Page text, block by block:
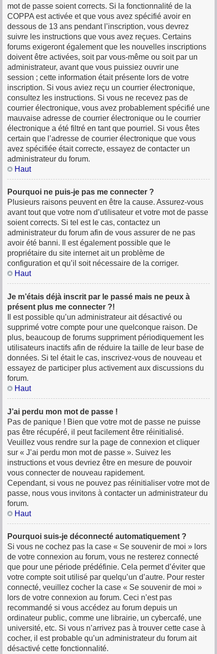
mot de passe soient corrects. Si la fonctionnalité de la
COPPA est activée et que vous avez spécifié avoir en
dessous de 13 ans pendant l’inscription, vous devrez
suivre les instructions que vous avez reçues. Certains
forums exigeront également que les nouvelles inscriptions
doivent être activées, soit par vous-même ou soit par un
administrateur, avant que vous puissiez ouvrir une
session ; cette information était présente lors de votre
inscription. Si vous aviez reçu un courrier électronique,
consultez les instructions. Si vous ne recevez pas de
courrier électronique, vous avez probablement spécifié une
mauvaise adresse de courrier électronique ou le courrier
électronique a été filtré en tant que pourriel. Si vous êtes
certain que l’adresse de courrier électronique que vous
avez spécifiée était correcte, essayez de contacter un
administrateur du forum.
Haut
Pourquoi ne puis-je pas me connecter ?
Plusieurs raisons peuvent en être la cause. Assurez-vous
avant tout que votre nom d’utilisateur et votre mot de passe
soient corrects. Si tel est le cas, contactez un
administrateur du forum afin de vous assurer de ne pas
avoir été banni. Il est également possible que le
propriétaire du site internet ait un problème de
configuration et qu’il soit nécessaire de la corriger.
Haut
Je m’étais déjà inscrit par le passé mais ne peux à
présent plus me connecter ?!
Il est possible qu’un administrateur ait désactivé ou
supprimé votre compte pour une quelconque raison. De
plus, beaucoup de forums suppriment périodiquement les
utilisateurs inactifs afin de réduire la taille de leur base de
données. Si tel était le cas, inscrivez-vous de nouveau et
essayez de participer plus activement aux discussions du
forum.
Haut
J’ai perdu mon mot de passe !
Pas de panique ! Bien que votre mot de passe ne puisse
pas être récupéré, il peut facilement être réinitialisé.
Veuillez vous rendre sur la page de connexion et cliquer
sur « J’ai perdu mon mot de passe ». Suivez les
instructions et vous devriez être en mesure de pouvoir
vous connecter de nouveau rapidement.
Cependant, si vous ne pouvez pas réinitialiser votre mot de
passe, nous vous invitons à contacter un administrateur du
forum.
Haut
Pourquoi suis-je déconnecté automatiquement ?
Si vous ne cochez pas la case « Se souvenir de moi » lors
de votre connexion au forum, vous ne resterez connecté
que pour une période prédéfinie. Cela permet d’éviter que
votre compte soit utilisé par quelqu’un d’autre. Pour rester
connecté, veuillez cocher la case « Se souvenir de moi »
lors de votre connexion au forum. Ceci n’est pas
recommandé si vous accédez au forum depuis un
ordinateur public, comme une librairie, un cybercafé, une
université, etc. Si vous n’arrivez pas à trouver cette case à
cocher, il est probable qu’un administrateur du forum ait
désactivé cette fonctionnalité.